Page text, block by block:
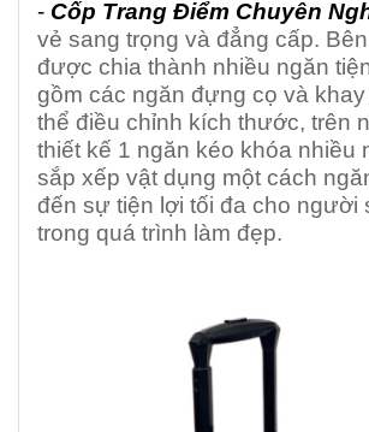
- Cốp Trang Điểm Chuyên
vẻ sang trọng và đẳng cấp.
được chia thành nhiều ngăn
gồm các ngăn đựng cọ và
thể điều chỉnh kích thước, trên
thiết kế 1 ngăn kéo khóa nhiều
sắp xếp vật dụng một cách
đến sự tiện lợi tối đa cho người
trong quá trình làm đẹp.